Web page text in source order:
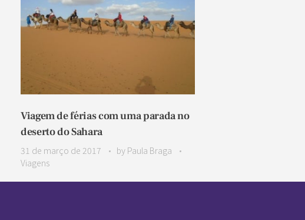
Viagem de férias com uma parada no
deserto do Sahara
31 de março de 2017 by Paula Braga
Viagens